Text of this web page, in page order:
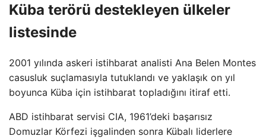
Küba terörü destekleyen ülkeler
listesinde
2001 yılında askeri istihbarat analisti Ana Belen Montes
casusluk suçlamasıyla tutuklandı ve yaklaşık on yıl
boyunca Küba için istihbarat topladığını itiraf etti.
ABD istihbarat servisi CIA, 1961’deki başarısız
Domuzlar Körfezi işgalinden sonra Kübalı liderlere